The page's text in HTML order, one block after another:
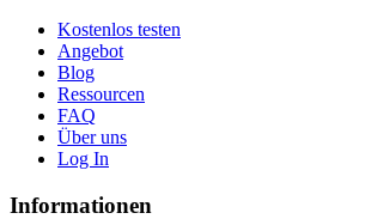
Kostenlos testen
Angebot
Blog
Ressourcen
FAQ
Über uns
Log In
Informationen